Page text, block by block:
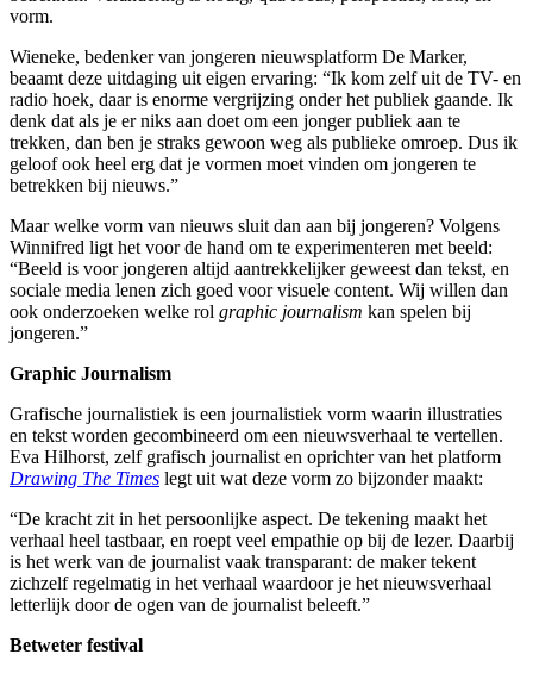
vorm.
Wieneke, bedenker van jongeren nieuwsplatform De Marker,
beaamt deze uitdaging uit eigen ervaring: “Ik kom zelf uit de TV- en
radio hoek, daar is enorme vergrijzing onder het publiek gaande. Ik
denk dat als je er niks aan doet om een jonger publiek aan te
trekken, dan ben je straks gewoon weg als publieke omroep. Dus ik
geloof ook heel erg dat je vormen moet vinden om jongeren te
betrekken bij nieuws.”
Maar welke vorm van nieuws sluit dan aan bij jongeren? Volgens
Winnifred ligt het voor de hand om te experimenteren met beeld:
“Beeld is voor jongeren altijd aantrekkelijker geweest dan tekst, en
sociale media lenen zich goed voor visuele content. Wij willen dan
ook onderzoeken welke rol graphic journalism kan spelen bij
jongeren.”
Graphic Journalism
Grafische journalistiek is een journalistiek vorm waarin illustraties
en tekst worden gecombineerd om een nieuwsverhaal te vertellen.
Eva Hilhorst, zelf grafisch journalist en oprichter van het platform
Drawing The Times legt uit wat deze vorm zo bijzonder maakt:
“De kracht zit in het persoonlijke aspect. De tekening maakt het
verhaal heel tastbaar, en roept veel empathie op bij de lezer. Daarbij
is het werk van de journalist vaak transparant: de maker tekent
zichzelf regelmatig in het verhaal waardoor je het nieuwsverhaal
letterlijk door de ogen van de journalist beleeft.”
Betweter festival